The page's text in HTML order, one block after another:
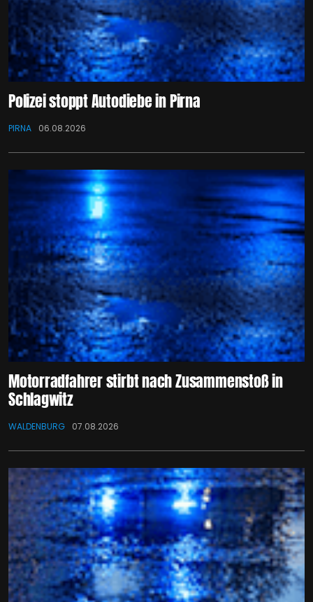
Polizei stoppt Autodiebe in Pirna
PIRNA 06.08.2026
Motorradfahrer stirbt nach Zusammenstoß in
Schlagwitz
WALDENBURG 07.08.2026